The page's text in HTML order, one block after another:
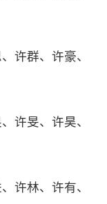
许群、许豪、
许旻、许昊、
许林、许有、